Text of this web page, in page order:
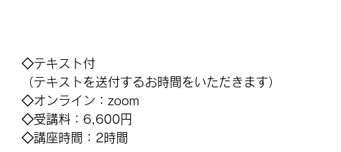
◇テキスト付
（テキストを送付するお時間をいただきます）
◇オンライン：zoom
◇受講料：6,600円
◇講座時間：2時間